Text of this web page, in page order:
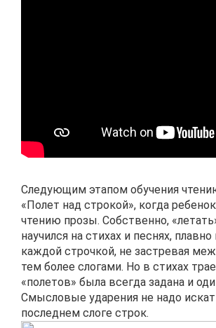
Следующим этапом обучения
«Полет над строкой», когда
чтению прозы. Собственно,
научился на стихах и песнях,
каждой строчкой, не застревая
тем более слогами. Но в стихах
«полетов» была всегда задана и
Смысловые ударения не надо
последнем слоге строк.